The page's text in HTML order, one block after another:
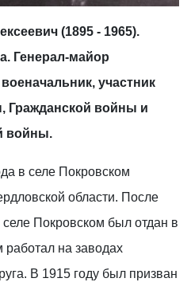
(1895 - 1965).
Генерал-майор
участник
Гражданской войны и
войны.
в селе Покровском
области. После
Покровском был отдан в
работал на заводах
В 1915 году был призван